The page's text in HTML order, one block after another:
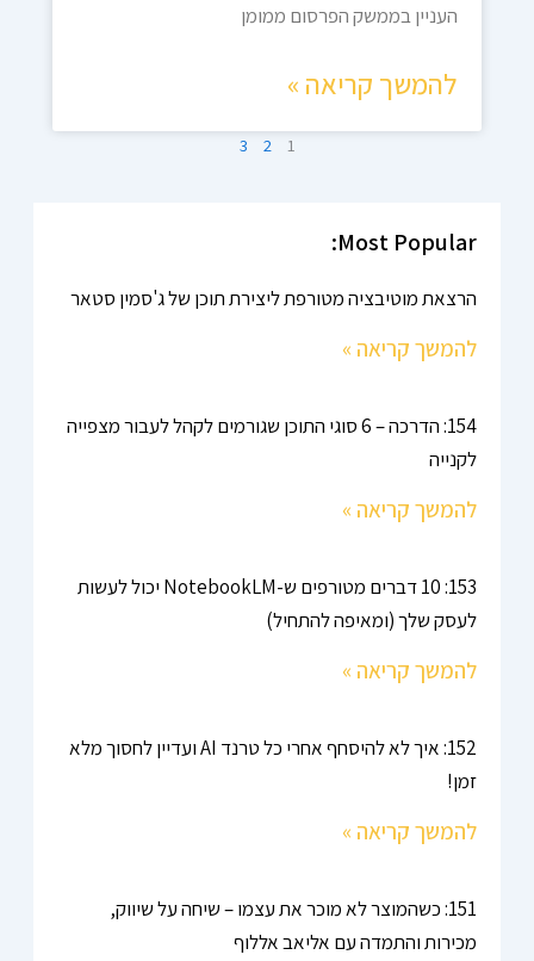
העניין בממשק הפרסום ממומן
להמשך קריאה »
1
2
3
Most Popular:
הרצאת מוטיבציה מטורפת ליצירת תוכן של ג'סמין סטאר
להמשך קריאה »
154: הדרכה – 6 סוגי התוכן שגורמים לקהל לעבור מצפייה
לקנייה
להמשך קריאה »
153: 10 דברים מטורפים ש-NotebookLM יכול לעשות
לעסק שלך (ומאיפה להתחיל)
להמשך קריאה »
152: איך לא להיסחף אחרי כל טרנד AI ועדיין לחסוך מלא
זמן!
להמשך קריאה »
151: כשהמוצר לא מוכר את עצמו – שיחה על שיווק,
מכירות והתמדה עם אליאב אללוף